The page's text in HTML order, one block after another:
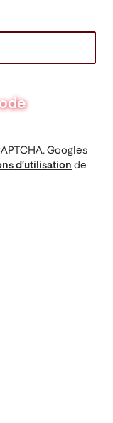
Googles
d'utilisation de